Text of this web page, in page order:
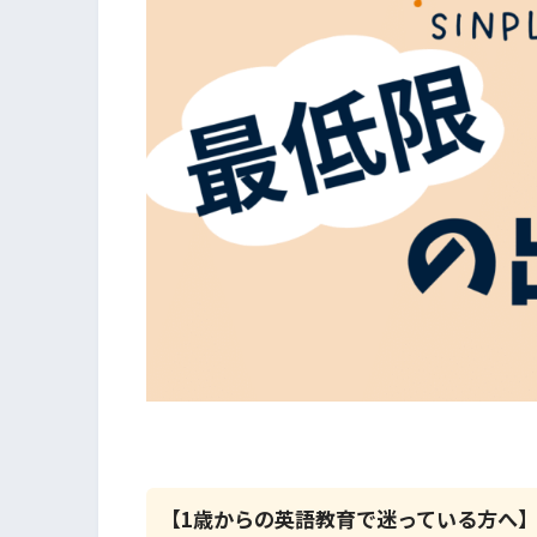
【1歳からの英語教育で迷っている方へ】